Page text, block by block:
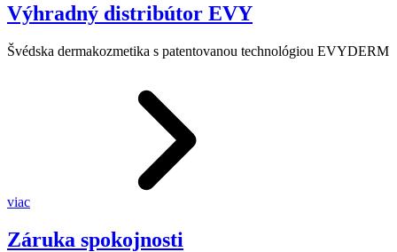
Výhradný distribútor EVY
Švédska dermakozmetika s patentovanou technológiou EVYDERM
viac
Záruka spokojnosti